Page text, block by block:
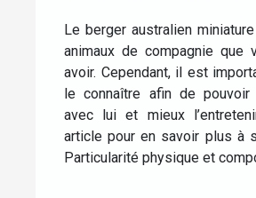
Le berger australien
animaux de compagnie que
avoir. Cependant, il est
le connaître afin de pouvoir
avec lui et mieux
article pour en savoir plus à
Particularité physique et